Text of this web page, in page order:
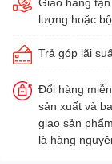
lượng hoặc
Trả góp lãi
Đổi hàng
sản xuất và
giao sản
là hàng